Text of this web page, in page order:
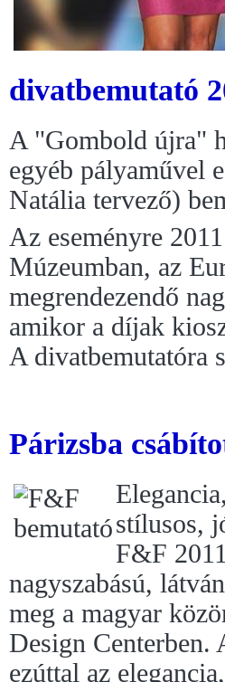
divatbemutató
A "Gombold újra"
egyéb pályaművel
Natália tervező)
Az eseményre
Múzeumban, az
megrendezendő
amikor a díjak
A divatbemutatóra
Párizsba
stílusos,
F&F
nagyszabású,
meg a magyar
Design Centerben.
ezúttal az